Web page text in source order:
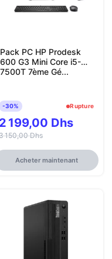
Pack PC HP Prodesk
600 G3 Mini Core i5-
7500T 7ème Gé...
-30% Rupture
2 199,00 Dhs
150,00 Dhs
Acheter maintenant